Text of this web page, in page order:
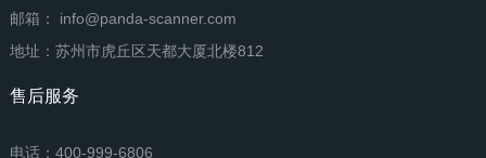
邮箱： info@panda-scanner.com
地址：苏州市虎丘区天都大厦北楼812
售后服务
电话：400-999-6806